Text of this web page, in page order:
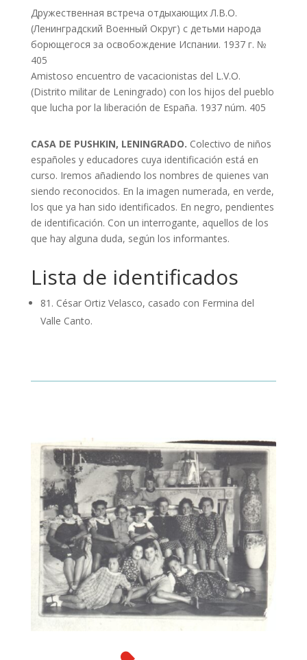
Дружественная встреча отдыхающих Л.В.О.
(Ленинградский Военный Округ) с детьми народа
борющегося за освобождение Испании. 1937 г. №
405
Amistoso encuentro de vacacionistas del L.V.O.
(Distrito militar de Leningrado) con los hijos del pueblo
que lucha por la liberación de España. 1937 núm. 405
CASA DE PUSHKIN, LENINGRADO. Colectivo de niños
españoles y educadores cuya identificación está en
curso. Iremos añadiendo los nombres de quienes van
siendo reconocidos. En la imagen numerada, en verde,
los que ya han sido identificados. En negro, pendientes
de identificación. Con un interrogante, aquellos de los
que hay alguna duda, según los informantes.
Lista de identificados
81. César Ortiz Velasco, casado con Fermina del
Valle Canto.